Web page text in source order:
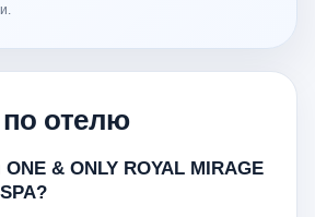
отелю
& ONLY ROYAL MIRAGE